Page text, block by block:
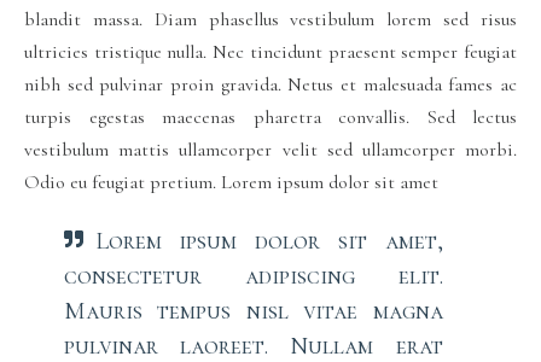
blandit massa. Diam phasellus vestibulum lorem sed risus
ultricies tristique nulla. Nec tincidunt praesent semper feugiat
nibh sed pulvinar proin gravida. Netus et malesuada fames ac
turpis egestas maecenas pharetra convallis. Sed lectus
vestibulum mattis ullamcorper velit sed ullamcorper morbi.
Odio eu feugiat pretium. Lorem ipsum dolor sit amet
Lorem ipsum dolor sit amet,
consectetur adipiscing elit.
Mauris tempus nisl vitae magna
pulvinar laoreet. Nullam erat